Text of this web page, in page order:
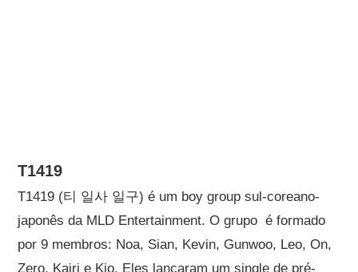
T1419
T1419 (티 일사 일구) é um boy group sul-coreano-
japonês da MLD Entertainment. O grupo é formado
por 9 membros: Noa, Sian, Kevin, Gunwoo, Leo, On,
Zero, Kairi e Kio. Eles lançaram um single de pré-